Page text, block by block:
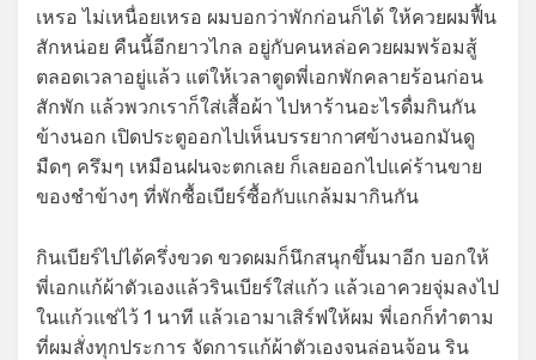
เหรอ ไม่เหนื่อยเหรอ ผมบอกว่าพักก่อนก็ได้ ให้ควยผมฟื้น
สักหน่อย คืนนี้อีกยาวไกล อยู่กับคนหล่อควยผมพร้อมสู้
ตลอดเวลาอยู่แล้ว แต่ให้เวลาตูดพี่เอกพักคลายร้อนก่อน
สักพัก แล้วพวกเราก็ใส่เสื้อผ้า ไปหาร้านอะไรดื่มกินกัน
ข้างนอก เปิดประตูออกไปเห็นบรรยากาศข้างนอกมันดู
มืดๆ ครึมๆ เหมือนฝนจะตกเลย ก็เลยออกไปแค่ร้านขาย
ของชำข้างๆ ที่พักซื้อเบียร์ซื้อกับแกล้มมากินกัน
กินเบียร์ไปได้ครึ่งขวด ขวดผมก็นึกสนุกขึ้นมาอีก บอกให้
พี่เอกแก้ผ้าตัวเองแล้วรินเบียร์ใส่แก้ว แล้วเอาควยจุ่มลงไป
ในแก้วแช่ไว้ 1 นาที แล้วเอามาเสิร์ฟให้ผม พี่เอกก็ทำตาม
ที่ผมสั่งทุกประการ จัดการแก้ผ้าตัวเองจนล่อนจ้อน ริน